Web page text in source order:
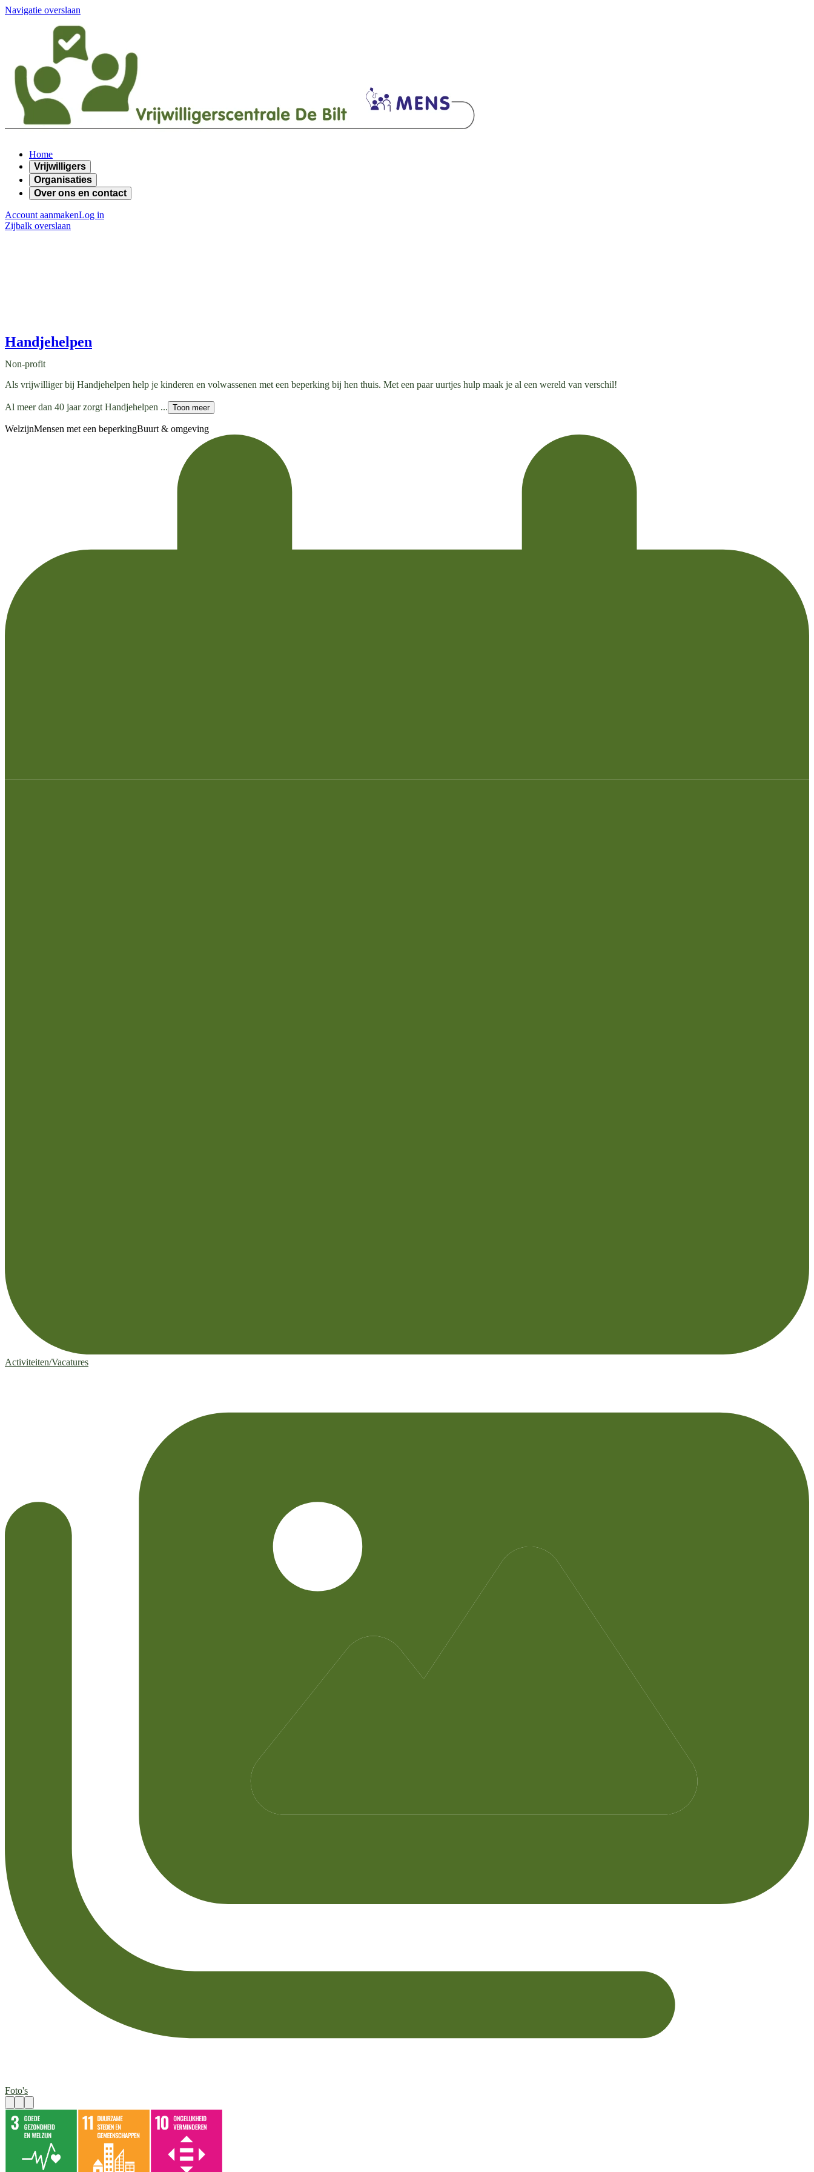
Navigatie overslaan
Home
Vrijwilligers
Organisaties
Over ons en contact
Account aanmakenLog in
Zijbalk overslaan
Handjehelpen
Non-profit
Als vrijwilliger bij Handjehelpen help je kinderen en volwassenen met een beperking bij hen thuis. Met een paar uurtjes hulp maak je al een wereld van verschil!
Al meer dan 40 jaar zorgt Handjehelpen ... Toon meer
WelzijnMensen met een beperkingBuurt & omgeving
Activiteiten/Vacatures
Foto's